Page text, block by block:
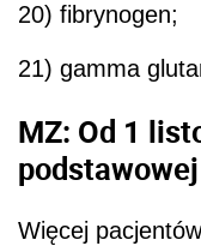
20) fibrynogen;
21) gamma
MZ: Od 1
Więcej